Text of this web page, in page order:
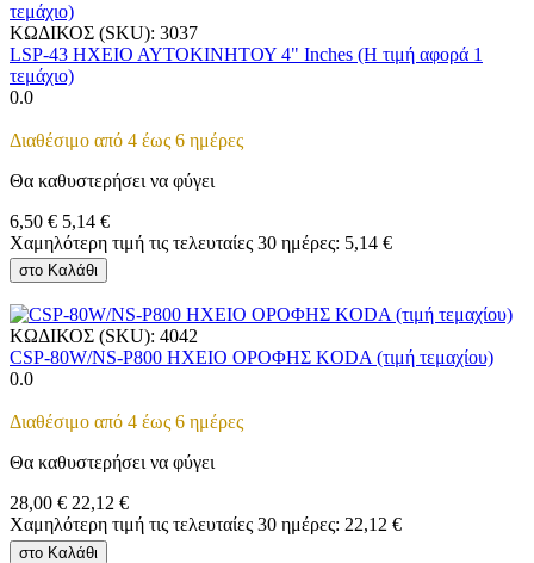
ΚΩΔΙΚΟΣ (SKU): 3037
LSP-43 ΗΧΕΙΟ ΑΥΤΟΚΙΝΗΤΟΥ 4" Inches (Η τιμή αφορά 1
τεμάχιο)
0.0
Διαθέσιμο από 4 έως 6 ημέρες
Θα καθυστερήσει να φύγει
6,50 € 5,14 €
Χαμηλότερη τιμή τις τελευταίες 30 ημέρες: 5,14 €
στο Καλάθι
ΚΩΔΙΚΟΣ (SKU): 4042
CSP-80W/NS-P800 ΗΧΕΙΟ ΟΡΟΦΗΣ KODA (τιμή τεμαχίου)
0.0
Διαθέσιμο από 4 έως 6 ημέρες
Θα καθυστερήσει να φύγει
28,00 € 22,12 €
Χαμηλότερη τιμή τις τελευταίες 30 ημέρες: 22,12 €
στο Καλάθι